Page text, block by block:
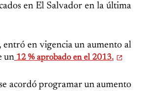
en El Salvador en la última
en vigencia un aumento al
un 12 % aprobado en el 2013.
acordó programar un aumento